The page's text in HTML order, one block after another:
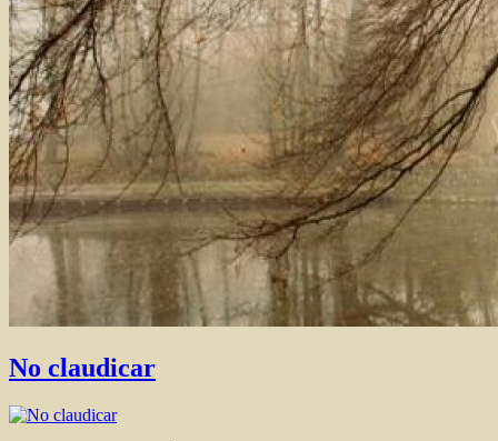
No claudicar